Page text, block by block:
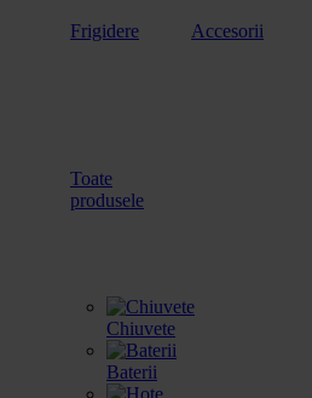
Frigidere Accesorii
Toate
produsele
Chiuvete
Baterii